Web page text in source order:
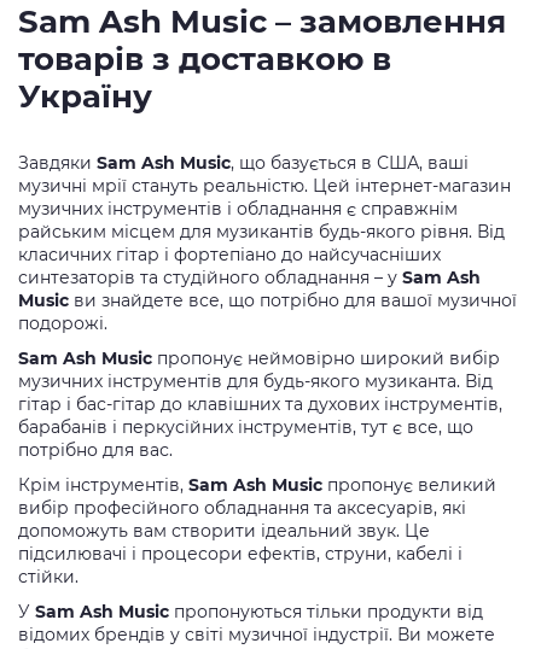
Sam Ash Music – замовлення
товарів з доставкою в
Україну
Завдяки Sam Ash Music, що базується в США, ваші
музичні мрії стануть реальністю. Цей інтернет-магазин
музичних інструментів і обладнання є справжнім
райським місцем для музикантів будь-якого рівня. Від
класичних гітар і фортепіано до найсучасніших
синтезаторів та студійного обладнання – у Sam Ash
Music ви знайдете все, що потрібно для вашої музичної
подорожі.
Sam Ash Music пропонує неймовірно широкий вибір
музичних інструментів для будь-якого музиканта. Від
гітар і бас-гітар до клавішних та духових інструментів,
барабанів і перкусійних інструментів, тут є все, що
потрібно для вас.
Крім інструментів, Sam Ash Music пропонує великий
вибір професійного обладнання та аксесуарів, які
допоможуть вам створити ідеальний звук. Це
підсилювачі і процесори ефектів, струни, кабелі і
стійки.
У Sam Ash Music пропонуються тільки продукти від
відомих брендів у світі музичної індустрії. Ви можете